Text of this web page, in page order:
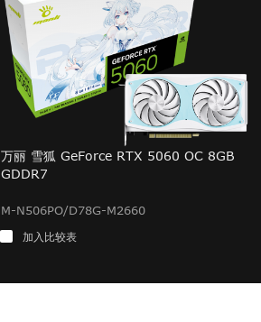
万丽 雪狐 GeForce RTX 5060 OC 8GB
GDDR7
M-N506PO/D78G-M2660
加入比较表